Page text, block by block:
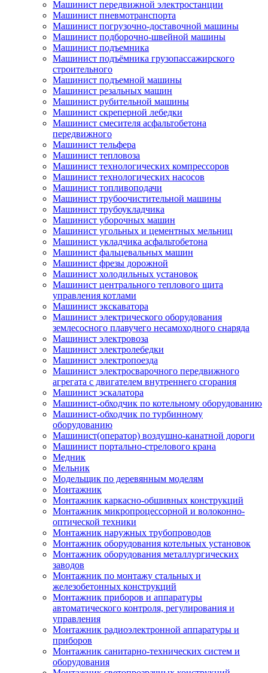
Машинист передвижной электростанции
Машинист пневмотранспорта
Машинист погрузочно-доставочной машины
Машинист подборочно-швейной машины
Машинист подъемника
Машинист подъёмника грузопассажирского
строительного
Машинист подъемной машины
Машинист резальных машин
Машинист рубительной машины
Машинист скреперной лебедки
Машинист смесителя асфальтобетона
передвижного
Машинист тельфера
Машинист тепловоза
Машинист технологических компрессоров
Машинист технологических насосов
Машинист топливоподачи
Машинист трубоочистительной машины
Машинист трубоукладчика
Машинист уборочных машин
Машинист угольных и цементных мельниц
Машинист укладчика асфальтобетона
Машинист фальцевальных машин
Машинист фрезы дорожной
Машинист холодильных установок
Машинист центрального теплового щита
управления котлами
Машинист экскаватора
Машинист электрического оборудования
землесосного плавучего несамоходного снаряда
Машинист электровоза
Машинист электролебедки
Машинист электропоезда
Машинист электросварочного передвижного
агрегата с двигателем внутреннего сгорания
Машинист эскалатора
Машинист-обходчик по котельному оборудованию
Машинист-обходчик по турбинному
оборудованию
Машинист(оператор) воздушно-канатной дороги
Машинист портально-стрелового крана
Медник
Мельник
Модельщик по деревянным моделям
Монтажник
Монтажник каркасно-обшивных конструкций
Монтажник микропроцессорной и волоконно-
оптической техники
Монтажник наружных трубопроводов
Монтажник оборудования котельных установок
Монтажник оборудования металлургических
заводов
Монтажник по монтажу стальных и
железобетонных конструкций
Монтажник приборов и аппаратуры
автоматического контроля, регулирования и
управления
Монтажник радиоэлектронной аппаратуры и
приборов
Монтажник санитарно-технических систем и
оборудования